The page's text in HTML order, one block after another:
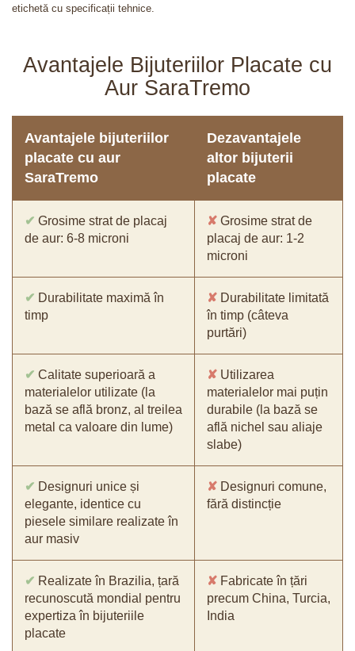
etichetă cu specificații tehnice.
Avantajele Bijuteriilor Placate cu
Aur SaraTremo
Avantajele bijuteriilor
placate cu aur
SaraTremo
Dezavantajele
altor bijuterii
placate
✔ Grosime strat de placaj
de aur: 6-8 microni
✘ Grosime strat de
placaj de aur: 1-2
microni
✔ Durabilitate maximă în
timp
✘ Durabilitate limitată
în timp (câteva
purtări)
✔ Calitate superioară a
materialelor utilizate (la
bază se află bronz, al treilea
metal ca valoare din lume)
✘ Utilizarea
materialelor mai puțin
durabile (la bază se
află nichel sau aliaje
slabe)
✔ Designuri unice și
elegante, identice cu
piesele similare realizate în
aur masiv
✘ Designuri comune,
fără distincție
✔ Realizate în Brazilia, țară
recunoscută mondial pentru
expertiza în bijuteriile
placate
✘ Fabricate în țări
precum China, Turcia,
India